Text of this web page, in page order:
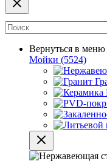
Вернуться в меню
Мойки (5524)